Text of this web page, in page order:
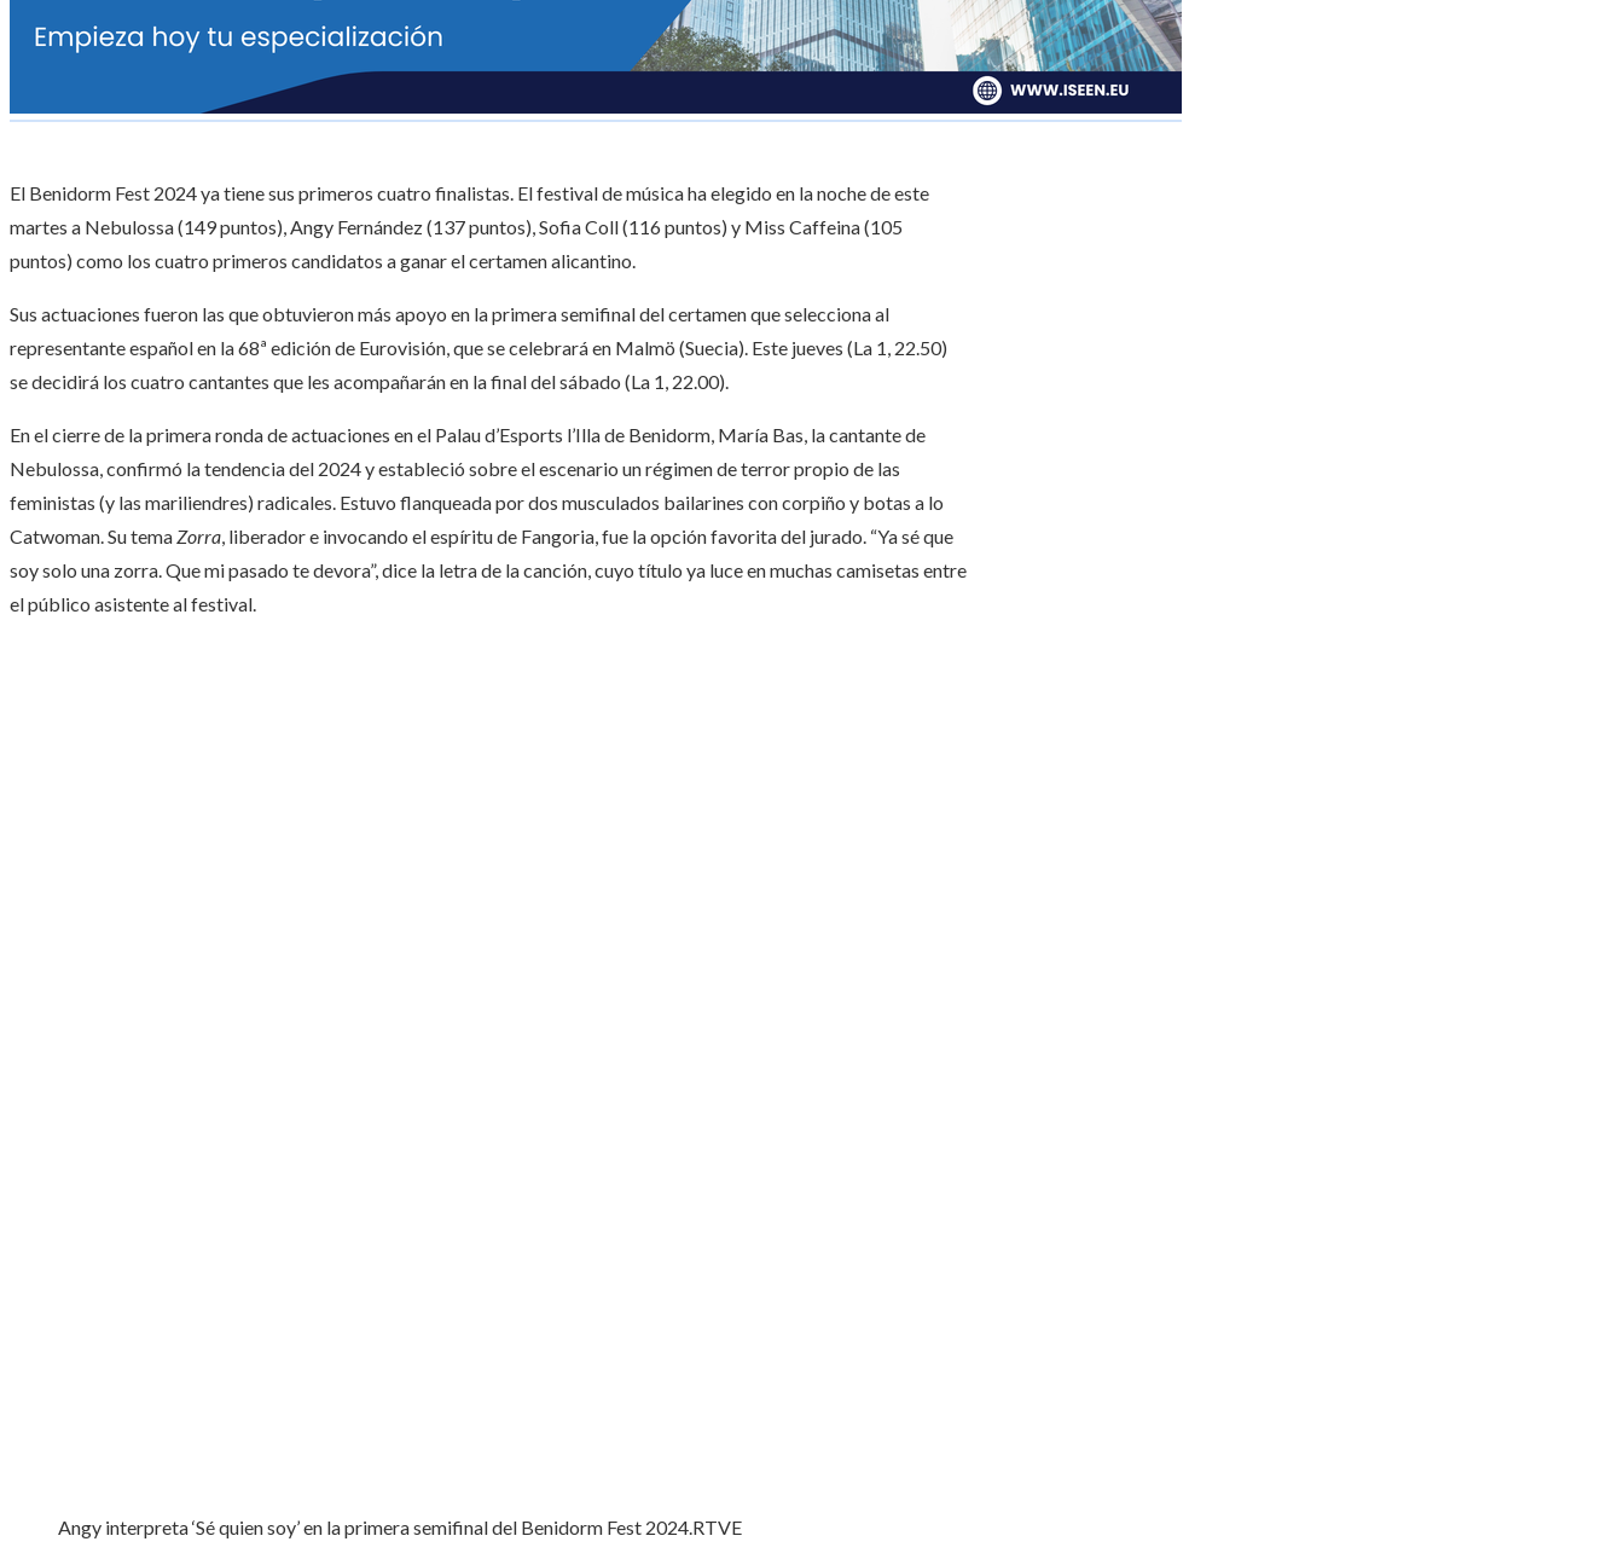
El Benidorm Fest 2024 ya tiene sus primeros cuatro finalistas. El festival de música ha elegido en la noche de este
martes a Nebulossa (149 puntos), Angy Fernández (137 puntos), Sofia Coll (116 puntos) y Miss Caffeina (105
puntos) como los cuatro primeros candidatos a ganar el certamen alicantino.
Sus actuaciones fueron las que obtuvieron más apoyo en la primera semifinal del certamen que selecciona al
representante español en la 68ª edición de Eurovisión, que se celebrará en Malmö (Suecia). Este jueves (La 1, 22.50)
se decidirá los cuatro cantantes que les acompañarán en la final del sábado (La 1, 22.00).
En el cierre de la primera ronda de actuaciones en el Palau d’Esports l’Illa de Benidorm, María Bas, la cantante de
Nebulossa, confirmó la tendencia del 2024 y estableció sobre el escenario un régimen de terror propio de las
feministas (y las mariliendres) radicales. Estuvo flanqueada por dos musculados bailarines con corpiño y botas a lo
Catwoman. Su temaZorra, liberador e invocando el espíritu de Fangoria, fue la opción favorita del jurado. “Ya sé que
soy solo una zorra. Que mi pasado te devora”, dice la letra de la canción, cuyo título ya luce en muchas camisetas entre
el público asistente al festival.
Angy interpreta ‘Sé quien soy’ en la primera semifinal del Benidorm Fest 2024.RTVE